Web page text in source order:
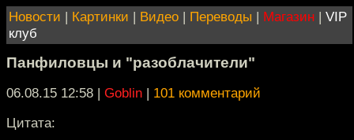
Новости | Картинки | Видео | Переводы | Магазин | VIP
клуб
Панфиловцы и "разоблачители"
06.08.15 12:58 | Goblin | 101 комментарий
Цитата: